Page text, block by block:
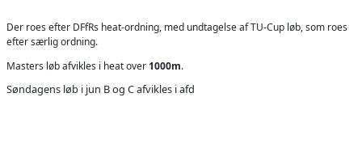
Der roes efter DFfRs heat-ordning, med undtagelse af TU-Cup løb, som roes
efter særlig ordning.
Masters løb afvikles i heat over 1000m.
Søndagens løb i jun B og C afvikles i afd